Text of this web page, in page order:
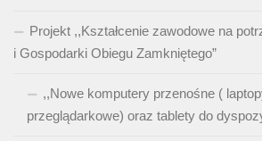
Projekt ,,Kształcenie zawodowe na
i Gospodarki Obiegu Zamkniętego”
,,Nowe komputery przenośne (
przeglądarkowe) oraz tablety do